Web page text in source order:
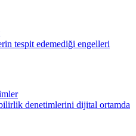
tespit edemediği engelleri
denetimlerini dijital ortamda